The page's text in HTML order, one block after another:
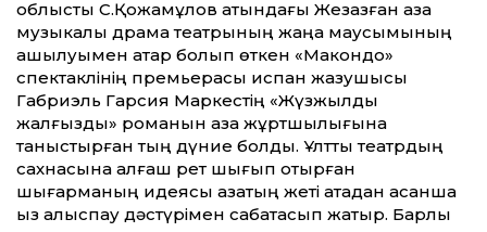
облыстық С.Қожамқұлов атындағы Жезқазған қазақ
музыкалық драма театрының жаңа маусымының
ашылуымен қатар болып өткен «Макондо»
спектаклінің премьерасы испан жазушысы
Габриэль Гарсия Маркестің «Жүзжылдық
жалғыздық» романын қазақ жұртшылығына
таныстырған тың дүние болды. Ұлт­тық театрдың
сахнасына алғаш рет шығып отырған
шығарманың идеясы қазақтың жеті атадан асқанша
қыз алыспау дәстүрімен сабақтасып жатыр. Барлық